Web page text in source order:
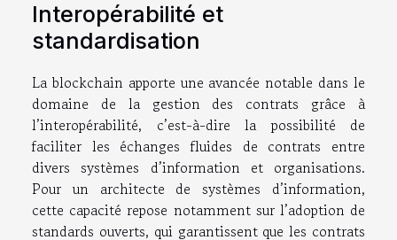
Interopérabilité et
standardisation
La blockchain apporte une avancée notable dans le
domaine de la gestion des contrats grâce à
l’interopérabilité, c’est-à-dire la possibilité de
faciliter les échanges fluides de contrats entre
divers systèmes d’information et organisations.
Pour un architecte de systèmes d’information,
cette capacité repose notamment sur l’adoption de
standards ouverts, qui garantissent que les contrats